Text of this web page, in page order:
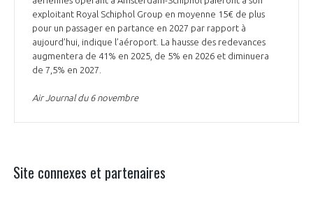
exploitant Royal Schiphol Group en moyenne 15€ de plus
pour un passager en partance en 2027 par rapport à
aujourd’hui, indique l’aéroport. La hausse des redevances
augmentera de 41% en 2025, de 5% en 2026 et diminuera
de 7,5% en 2027.
Air Journal du 6 novembre
Site connexes et partenaires